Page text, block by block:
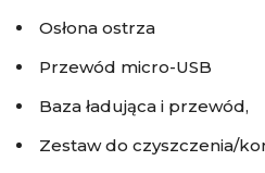
Osłona ostrza
Przewód micro-USB
Baza ładująca i przewód,
Zestaw do czyszczenia/